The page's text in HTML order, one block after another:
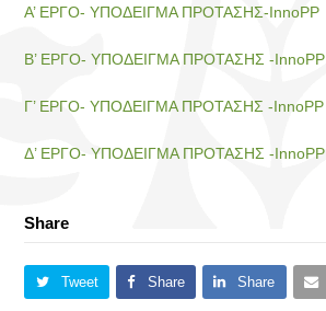
Α’ ΕΡΓΟ- ΥΠΟΔΕΙΓΜΑ ΠΡΟΤΑΣΗΣ-InnoPP
Β’ ΕΡΓΟ- ΥΠΟΔΕΙΓΜΑ ΠΡΟΤΑΣΗΣ -InnoPP
Γ’ ΕΡΓΟ- ΥΠΟΔΕΙΓΜΑ ΠΡΟΤΑΣΗΣ -InnoPP
Δ’ ΕΡΓΟ- ΥΠΟΔΕΙΓΜΑ ΠΡΟΤΑΣΗΣ -InnoPP
Share
Tweet Share Share